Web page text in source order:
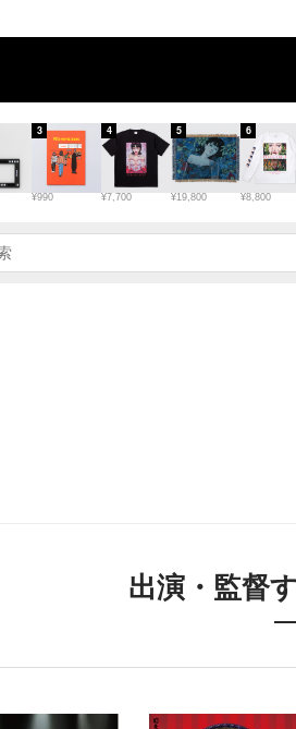
¥990
3
¥7,700
4
¥19,800
5
¥8,800
6
出演・監督